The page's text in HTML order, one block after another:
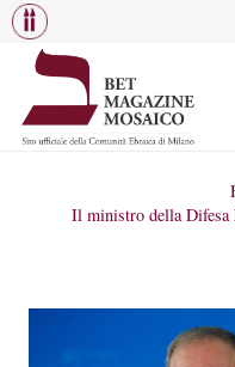
Il ministro della Difesa